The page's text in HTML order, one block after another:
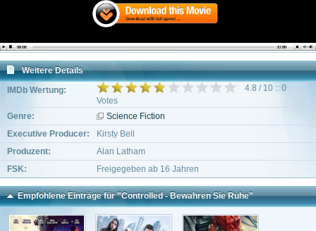
Weitere Details
IMDb Wertung:
4.8 / 10 :: 0
Votes
Genre:
Science Fiction
Executive Producer:
Kirsty Bell
Produzent:
Alan Latham
FSK:
Freigegeben ab 16 Jahren
Empfohlene Einträge für "Controlled - Bewahren Sie Ruhe"